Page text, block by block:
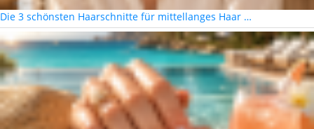
Die 3 schönsten Haarschnitte für mittellanges Haar …